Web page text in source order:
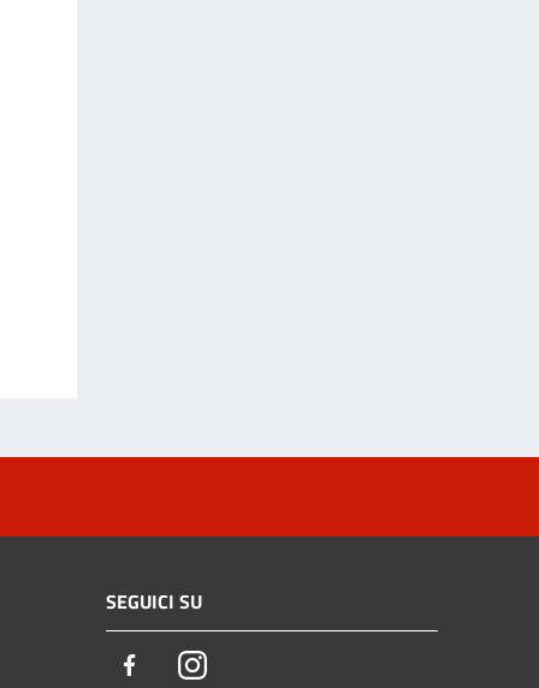
SEGUICI SU
FacebookInstagram